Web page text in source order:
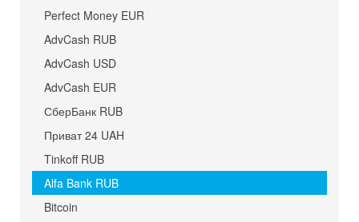
Perfect Money EUR
AdvCash RUB
AdvCash USD
AdvCash EUR
СберБанк RUB
Приват 24 UAH
Tinkoff RUB
Alfa Bank RUB
Bitcoin